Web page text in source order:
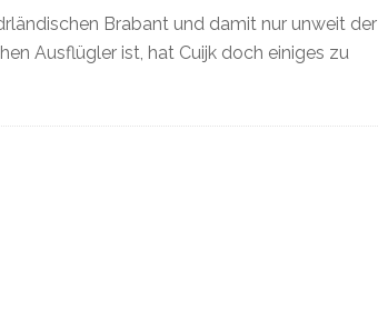
Brabant und damit nur unweit der
Ausflügler ist, hat Cuijk doch einiges zu